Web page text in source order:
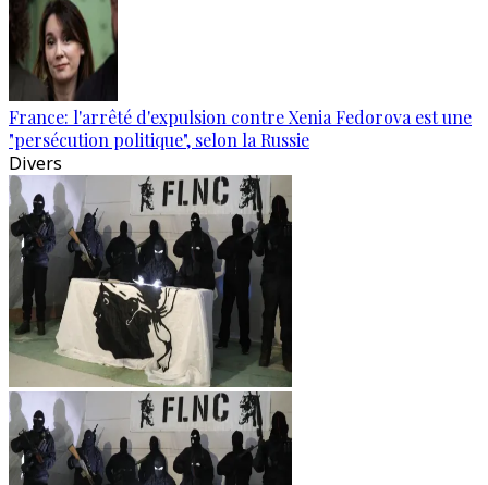
France: l'arrêté d'expulsion contre Xenia Fedorova est une
"persécution politique", selon la Russie
Divers